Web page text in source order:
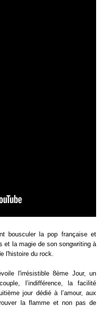
bousculer la pop française et
et la magie de son songwriting à
l'histoire du rock.
l'irrésistible 8ème Jour, un
l’indifférence, la facilité
jour dédié à l’amour, aux
la flamme et non pas de